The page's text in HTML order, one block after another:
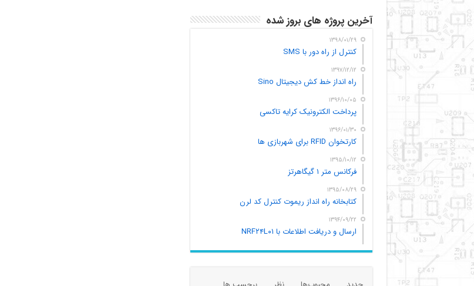
آخرین پروژه های بروز شده
۱۳۹۸/۰۱/۲۹
کنترل از راه دور با SMS
۱۳۹۷/۱۲/۱۲
راه انداز خط کش دیجیتال Sino
۱۳۹۶/۱۰/۰۵
پرداخت الکترونیک کرایه تاکسی
۱۳۹۶/۰۱/۳۰
کارتخوان RFID برای شهربازی ها
۱۳۹۵/۱۰/۱۲
فرکانس متر ۱ گیگاهرتز
۱۳۹۵/۰۸/۲۹
کتابخانه راه انداز ریموت کنترل کد لرن
۱۳۹۴/۰۹/۲۲
ارسال و دریافت اطلاعات با NRF۲۴L۰۱